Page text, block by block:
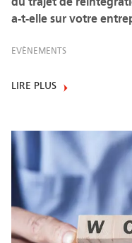
a-t-elle sur votre
EVÈNEMENTS
LIRE PLUS